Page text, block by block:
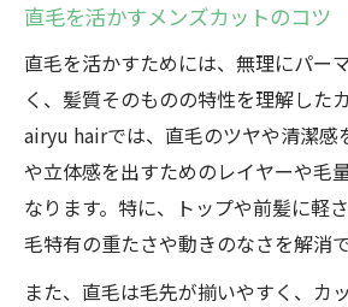
直毛を活かすメンズカットのコツ
直毛を活かすためには、無理にパー
く、髪質そのものの特性を理解した
airyu hairでは、直毛のツヤや清潔感
や立体感を出すためのレイヤーや毛
なります。特に、トップや前髪に軽
毛特有の重たさや動きのなさを解消で
また、直毛は毛先が揃いやすく、カ